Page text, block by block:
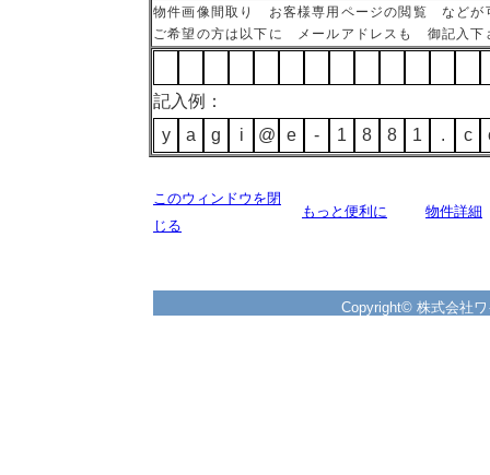
物件画像間取り お客様専用ページの閲覧 などが
ご希望の方は以下に メールアドレスも 御記入下
記入例：
y
a g i @ e - 1 8 8 1 . c
このウィンドウを閉
じる
もっと便利に 物件詳細
Copyright© 株式会社